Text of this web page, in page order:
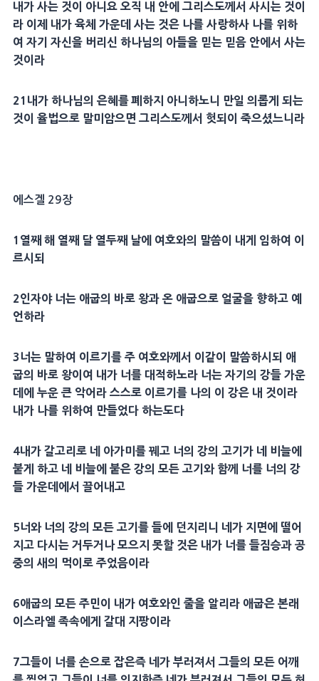
내가 사는 것이 아니요 오직 내 안에 그리스도께서 사시는 것이
라 이제 내가 육체 가운데 사는 것은 나를 사랑하사 나를 위하
여 자기 자신을 버리신 하나님의 아들을 믿는 믿음안에서 사는
것이라
21 내가 하나님의 은혜 를 폐하지 아니하노니 만일 의롭게 되는
것이 율법으로 말미암으면 그리스도께서 헛되이 죽으셨느니라
에스겔 29장
1 열째 해 열째 달 열두째 날에 여호와의 말씀이 내게 임하여 이
르시되
2인자야 너는 애굽의 바로왕과 온 애굽으로 얼굴을 향하고 예
언하라
3너는 말하여 이르기를 주 여호와께서 이같이 말씀하시되 애
굽의 바로왕이여 내가 너를 대적하노라 너는 자기의 강들 가운
데에 누운 큰 악어 라 스스로 이르기를 나의 이 강은 내 것이라
내가 나를 위하여 만들었다 하는도다
4내가 갈고리 로 네 아가미를 꿰고 너의 강의 고기 가 네 비늘에
붙게 하고 네 비늘에 붙은 강의 모든 고기 와 함께 너를 너의 강
들 가운데에서 끌어내고
5너와 너의 강의 모든 고기 를 들에 던지리니 네가 지면에 떨어
지고 다시는 거두거나 모으지 못할 것은 내가 너를 들짐승과 공
중의 새의 먹이로 주었음이라
6애굽의 모든 주민이 내가 여호와인 줄을 알리라 애굽은 본래
이스라엘 족속에게 갈대 지팡이라
7그들이 너를 손으로 잡은즉 네가 부러져서 그들의 모든 어깨